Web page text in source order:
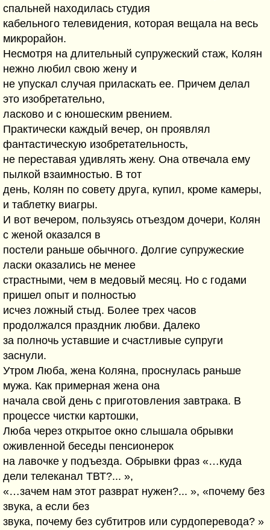
спальней находилась студия
кабельного телевидения, которая вещала на весь
микрорайон.
Несмотря на длительный супружеский стаж, Колян
нежно любил свою жену и
не упускал случая приласкать ее. Причем делал
это изобретательно,
ласково и с юношеским рвением.
Практически каждый вечер, он проявлял
фантастическую изобретательность,
не переставая удивлять жену. Она отвечала ему
пылкой взаимностью. В тот
день, Колян по совету друга, купил, кроме камеры,
и таблетку виагры.
И вот вечером, пользуясь отъездом дочери, Колян
с женой оказался в
постели раньше обычного. Долгие супружеские
ласки оказались не менее
страстными, чем в медовый месяц. Но с годами
пришел опыт и полностью
исчез ложный стыд. Более трех часов
продолжался праздник любви. Далеко
за полночь уставшие и счастливые супруги
заснули.
Утром Люба, жена Коляна, проснулась раньше
мужа. Как примерная жена она
начала свой день с приготовления завтрака. В
процессе чистки картошки,
Люба через открытое окно слышала обрывки
оживленной беседы пенсионерок
на лавочке у подъезда. Обрывки фраз «…куда
дели телеканал ТВТ?... »,
«…зачем нам этот разврат нужен?... », «почему без
звука, а если без
звука, почему без субтитров или сурдоперевода? »